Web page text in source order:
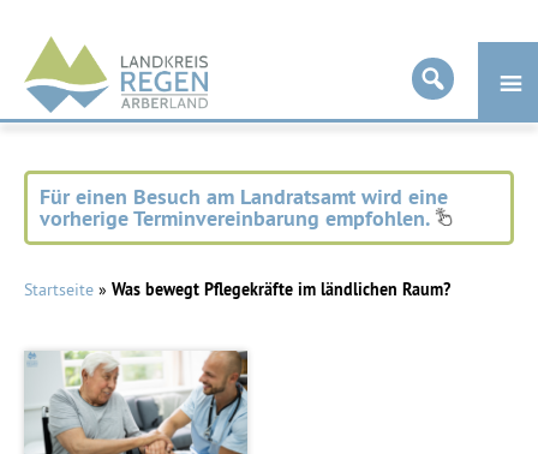
Landkreis
Regen
Für einen Besuch am Landratsamt wird eine
vorherige Terminvereinbarung empfohlen.
Startseite » Was bewegt Pflegekräfte im ländlichen Raum?